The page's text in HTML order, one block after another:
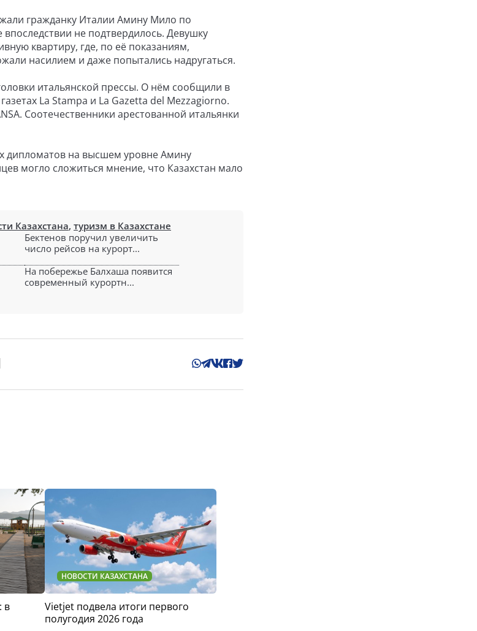
гражданку Италии Амину Мило по
не подтвердилось. Девушку
квартиру, где, по её показаниям,
насилием и даже попытались надругаться.
итальянской прессы. О нём сообщили в
La Stampa и La Gazetta del Mezzagiorno.
Соотечественники арестованной итальянки
дипломатов на высшем уровне Амину
могло сложиться мнение, что Казахстан мало
Казахстана, туризм в Казахстане
Бектенов поручил увеличить
число рейсов на курорт...
На побережье Балхаша появится
современный курортн...
в
НОВОСТИ КАЗАХСТАНА
Vietjet подвела итоги первого
полугодия 2026 года